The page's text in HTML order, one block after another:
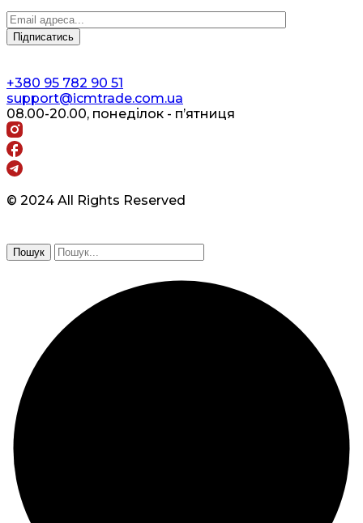
+380 95 782 90 51
support@icmtrade.com.ua
08.00-20.00, понеділок - п’ятниця
© 2024 All Rights Reserved
Пошук